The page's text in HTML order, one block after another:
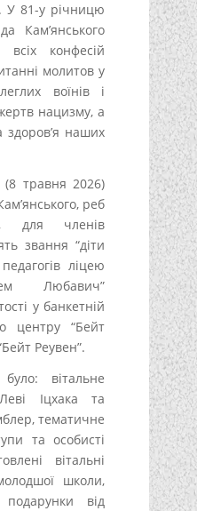
У 81-у річницю
Кам’янського
конфесій
молитов у
воїнів і
нацизму, а
здоров’я наших
травня 2026)
реб
для членів
звання “діти
ліцею
Любавич”
у банкетній
центру “Бейт
Реувен”.
вітальне
Іцхака та
тематичне
та особисті
вітальні
школи,
від